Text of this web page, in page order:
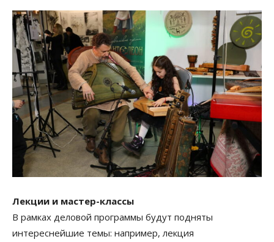
Лекции и мастер-классы
В рамках деловой программы будут подняты
интереснейшие темы: например, лекция